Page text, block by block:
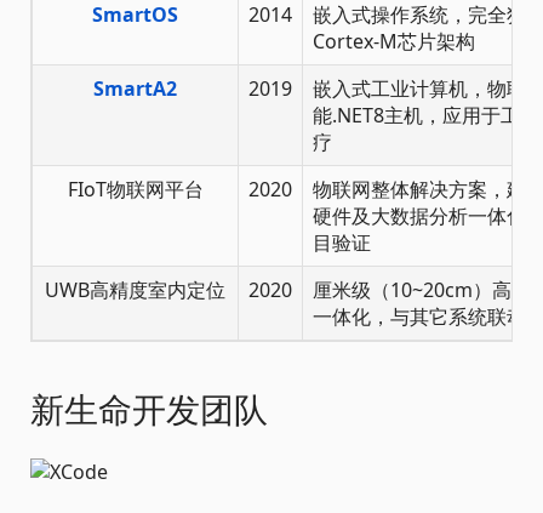
SmartOS
2014
嵌入式操作系统，完全独
Cortex-M芯片架构
SmartA2
2019
嵌入式工业计算机，物联
能.NET8主机，应用于工
疗
FIoT物联网平台
2020
物联网整体解决方案，建
硬件及大数据分析一体化
目验证
UWB高精度室内定位
2020
厘米级（10~20cm）高精
一体化，与其它系统联动
新生命开发团队